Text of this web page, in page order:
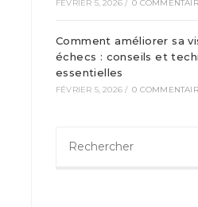
FÉVRIER 5, 2026 / 0
Comment améliorer sa
échecs : conseils et
essentielles
FÉVRIER 5, 2026 / 0